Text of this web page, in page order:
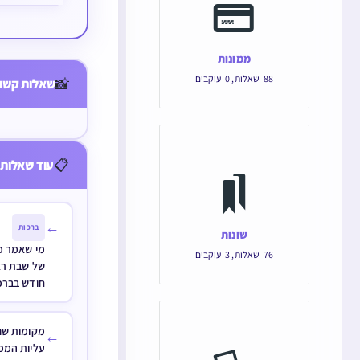
המסוגל
📸שאלות
את הרכב
📋עוד
← ברכות
מי שאמר
של שבת
חודש
← מקומות
עליות
ממונות
88 שאלות,
0 עוקבים
שונות
76 שאלות,
3 עוקבים